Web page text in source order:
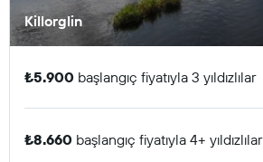
Killorglin
₺5.900 başlangıç fiyatıyla 3 yıldızlılar
₺8.660 başlangıç fiyatıyla 4+ yıldızlılar